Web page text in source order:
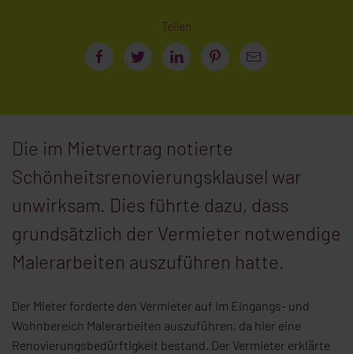
Teilen
Die im Mietvertrag notierte
Schönheitsrenovierungsklausel war
unwirksam. Dies führte dazu, dass
grundsätzlich der Vermieter notwendige
Malerarbeiten auszuführen hatte.
Der Mieter forderte den Vermieter auf im Eingangs- und
Wohnbereich Malerarbeiten auszuführen, da hier eine
Renovierungsbedürftigkeit bestand. Der Vermieter erklärte